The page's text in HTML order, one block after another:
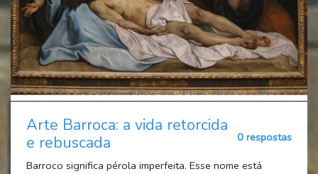
Arte Barroca: a vida retorcida
e rebuscada
0 respostas
Barroco significa pérola imperfeita. Esse nome está